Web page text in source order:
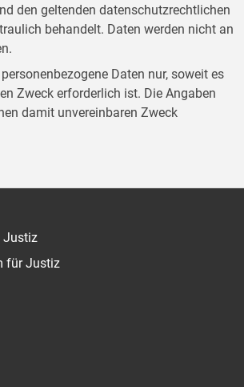
den geltenden datenschutzrechtlichen
behandelt. Daten werden nicht an
Daten nur, soweit es
Zweck erforderlich ist. Die Angaben
damit unvereinbaren Zweck
Justiz
für Justiz